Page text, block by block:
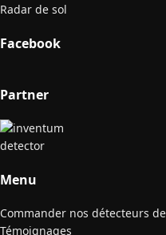
Radar de sol
Facebook
Partner
Menu
Commander nos détecteurs
Témoignages